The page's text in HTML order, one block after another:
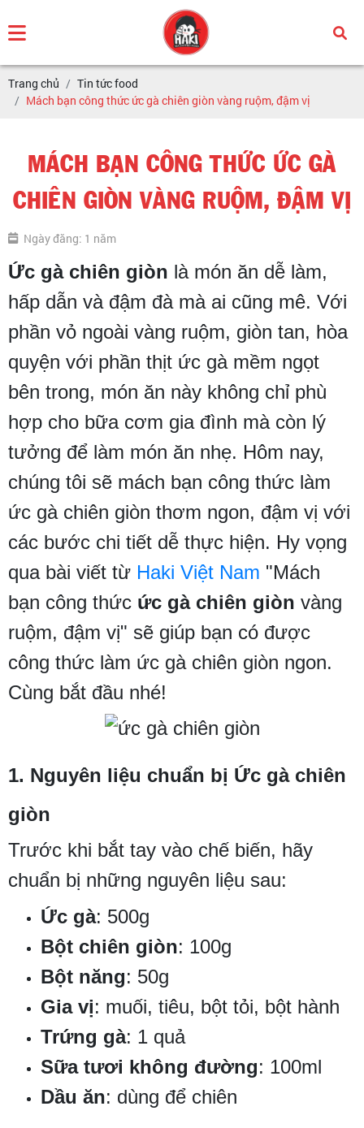
Trang chủ
Tin tức food
Mách bạn công thức ức gà chiên giòn vàng ruộm, đậm vị
MÁCH BẠN CÔNG THỨC ỨC GÀ
CHIÊN GIÒN VÀNG RUỘM, ĐẬM VỊ
Ngày đăng: 1 năm
Ức gà chiên giòn là món ăn dễ làm,
hấp dẫn và đậm đà mà ai cũng mê. Với
phần vỏ ngoài vàng ruộm, giòn tan, hòa
quyện với phần thịt ức gà mềm ngọt
bên trong, món ăn này không chỉ phù
hợp cho bữa cơm gia đình mà còn lý
tưởng để làm món ăn nhẹ. Hôm nay,
chúng tôi sẽ mách bạn công thức làm
ức gà chiên giòn thơm ngon, đậm vị với
các bước chi tiết dễ thực hiện. Hy vọng
qua bài viết từ Haki Việt Nam "Mách
bạn công thức ức gà chiên giòn vàng
ruộm, đậm vị" sẽ giúp bạn có được
công thức làm ức gà chiên giòn ngon.
Cùng bắt đầu nhé!
1. Nguyên liệu chuẩn bị Ức gà chiên
giòn
Trước khi bắt tay vào chế biến, hãy
chuẩn bị những nguyên liệu sau:
Ức gà: 500g
Bột chiên giòn: 100g
Bột năng: 50g
Gia vị: muối, tiêu, bột tỏi, bột hành
Trứng gà: 1 quả
Sữa tươi không đường: 100ml
Dầu ăn: dùng để chiên